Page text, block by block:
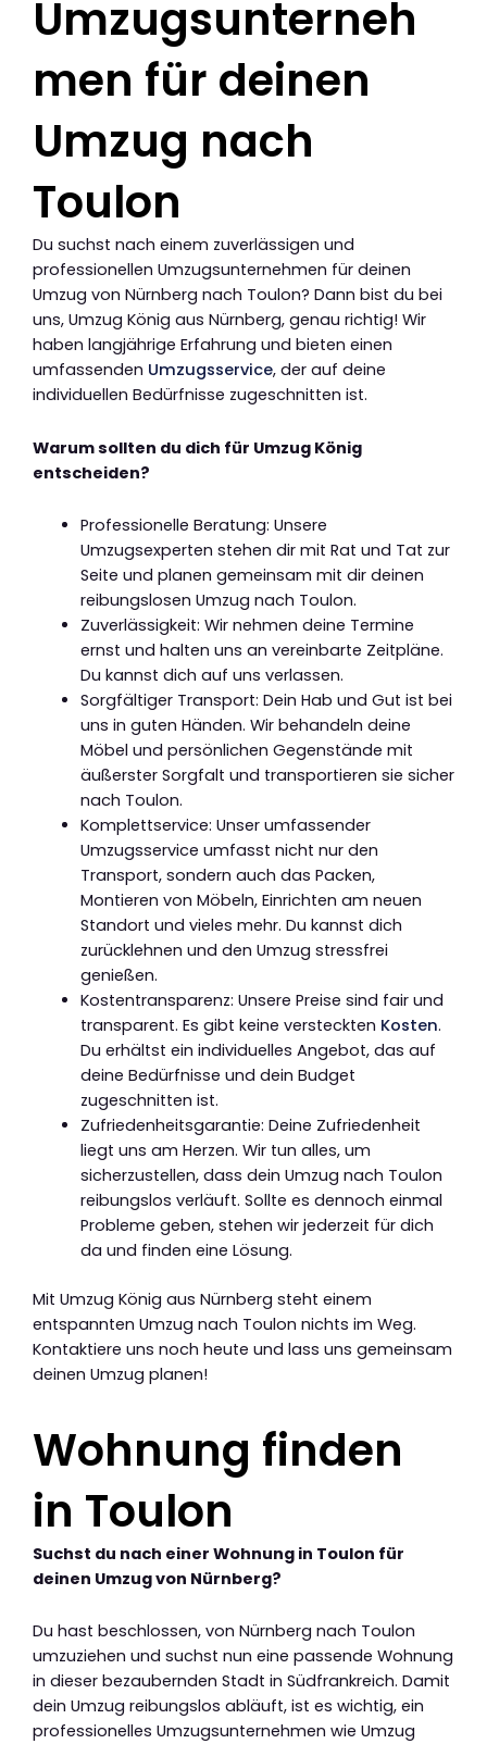
Umzugsunterneh
men für deinen
Umzug nach
Toulon
Du suchst nach einem zuverlässigen und
professionellen Umzugsunternehmen für deinen
Umzug von Nürnberg nach Toulon? Dann bist du bei
uns, Umzug König aus Nürnberg, genau richtig! Wir
haben langjährige Erfahrung und bieten einen
umfassenden Umzugsservice, der auf deine
individuellen Bedürfnisse zugeschnitten ist.
Warum sollten du dich für Umzug König
entscheiden?
Professionelle Beratung: Unsere
Umzugsexperten stehen dir mit Rat und Tat zur
Seite und planen gemeinsam mit dir deinen
reibungslosen Umzug nach Toulon.
Zuverlässigkeit: Wir nehmen deine Termine
ernst und halten uns an vereinbarte Zeitpläne.
Du kannst dich auf uns verlassen.
Sorgfältiger Transport: Dein Hab und Gut ist bei
uns in guten Händen. Wir behandeln deine
Möbel und persönlichen Gegenstände mit
äußerster Sorgfalt und transportieren sie sicher
nach Toulon.
Komplettservice: Unser umfassender
Umzugsservice umfasst nicht nur den
Transport, sondern auch das Packen,
Montieren von Möbeln, Einrichten am neuen
Standort und vieles mehr. Du kannst dich
zurücklehnen und den Umzug stressfrei
genießen.
Kostentransparenz: Unsere Preise sind fair und
transparent. Es gibt keine versteckten Kosten.
Du erhältst ein individuelles Angebot, das auf
deine Bedürfnisse und dein Budget
zugeschnitten ist.
Zufriedenheitsgarantie: Deine Zufriedenheit
liegt uns am Herzen. Wir tun alles, um
sicherzustellen, dass dein Umzug nach Toulon
reibungslos verläuft. Sollte es dennoch einmal
Probleme geben, stehen wir jederzeit für dich
da und finden eine Lösung.
Mit Umzug König aus Nürnberg steht einem
entspannten Umzug nach Toulon nichts im Weg.
Kontaktiere uns noch heute und lass uns gemeinsam
deinen Umzug planen!
Wohnung finden
in Toulon
Suchst du nach einer Wohnung in Toulon für
deinen Umzug von Nürnberg?
Du hast beschlossen, von Nürnberg nach Toulon
umzuziehen und suchst nun eine passende Wohnung
in dieser bezaubernden Stadt in Südfrankreich. Damit
dein Umzug reibungslos abläuft, ist es wichtig, ein
professionelles Umzugsunternehmen wie Umzug